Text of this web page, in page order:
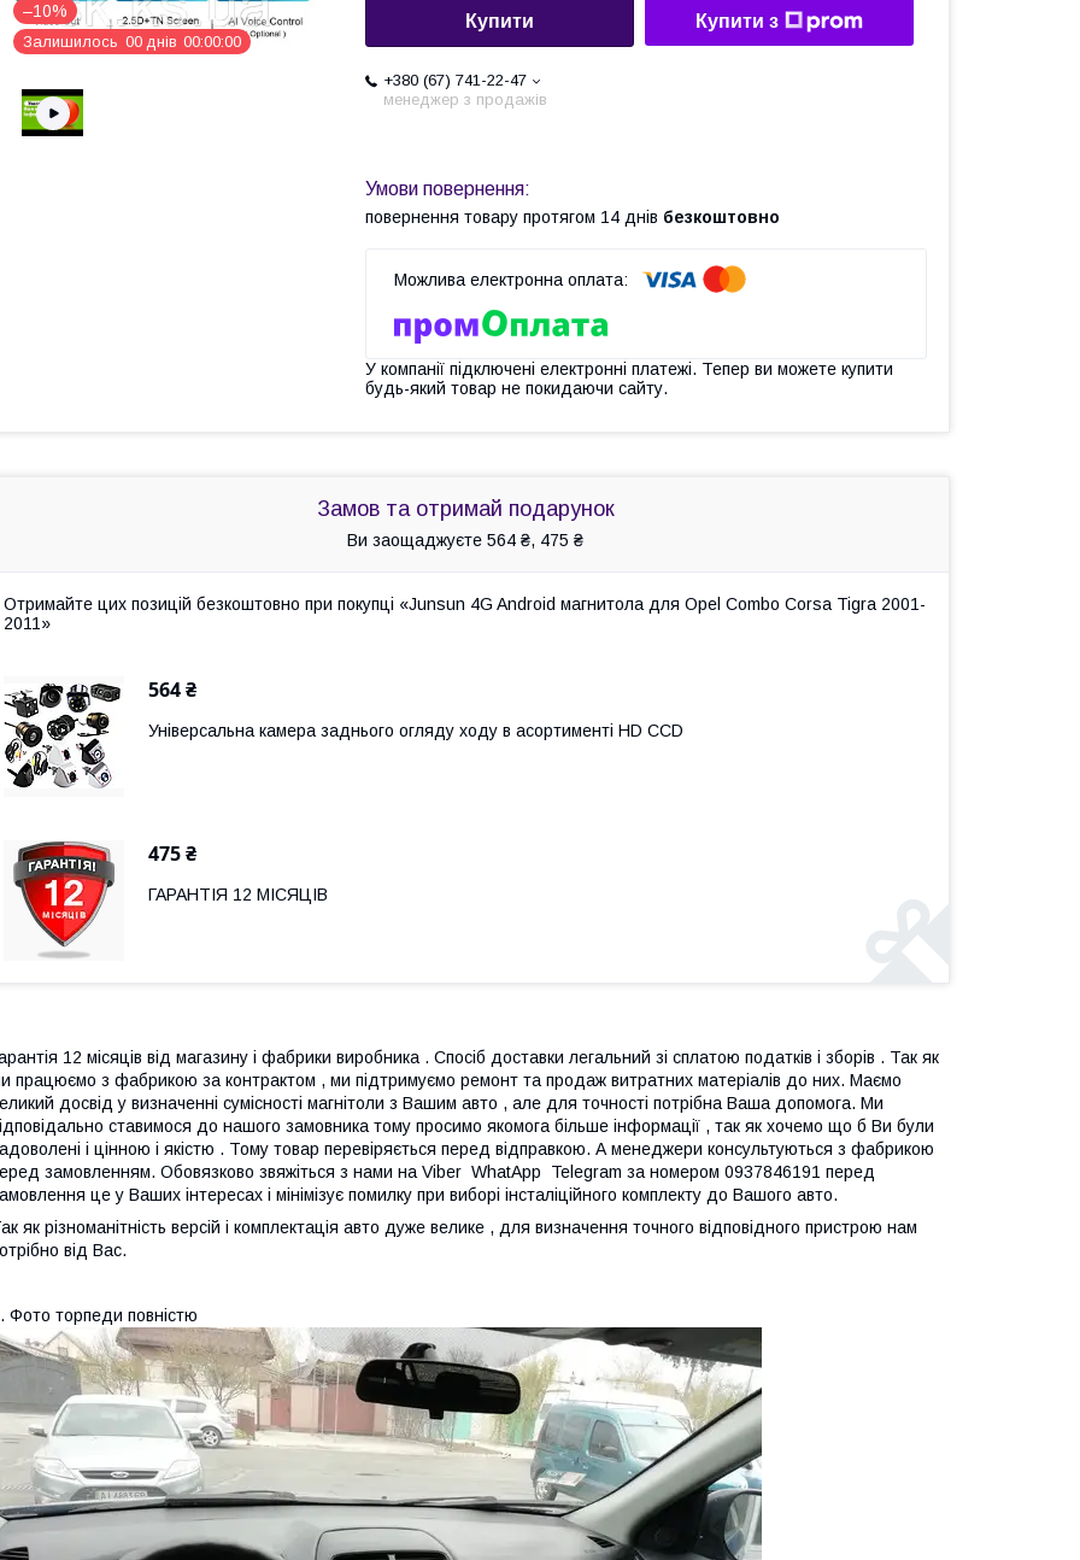
–10%
Залишилось 00 днів 00 00 00
Купити Купити з
+380 (67) 741-22-47
менеджер з продажів
повернення товару протягом 14 днів безкоштовно
У компанії підключені електронні платежі. Тепер ви можете купити
будь-який товар не покидаючи сайту.
Замов та отримай подарунок
Ви заощаджуєте 564 ₴, 475 ₴
Отримайте цих позицій безкоштовно при покупці «Junsun 4G Android магнитола для Opel Combo Corsa Tigra 2001-
2011»
564 ₴
Універсальна камера заднього огляду ходу в асортименті HD ССD
475 ₴
ГАРАНТІЯ 12 МІСЯЦІВ
12 місяців від магазину і фабрики виробника . Спосіб доставки легальний зі сплатою податків і зборів . Так як
працюємо з фабрикою за контрактом , ми підтримуємо ремонт та продаж витратних матеріалів до них. Маємо
досвід у визначенні сумісності магнітоли з Вашим авто , але для точності потрібна Ваша допомога. Ми
ставимося до нашого замовника тому просимо якомога більше інформації , так як хочемо що б Ви були
і цінною і якістю . Тому товар перевіряється перед відправкою. А менеджери консультуються з фабрикою
замовленням. Обовязково звяжіться з нами на Viber WhatApp Telegram за номером 0937846191 перед
це у Ваших інтересах і мінімізує помилку при виборі інсталіційного комплекту до Вашого авто.
як різноманітність версій і комплектація авто дуже велике , для визначення точного відповідного пристрою нам
від Вас.
Фото торпеди повністю